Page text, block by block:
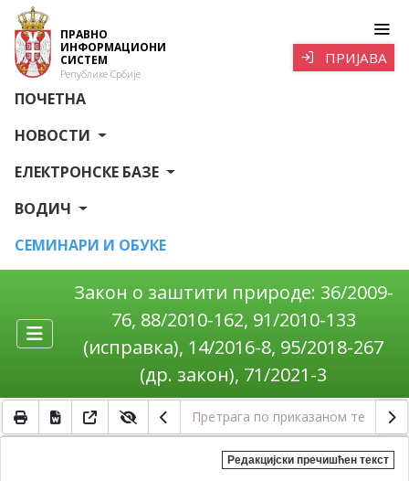
ПРАВНО
ИНФОРМАЦИОНИ
СИСТЕМ
Републике Србије
ПРИЈАВА
ПОЧЕТНА
НОВОСТИ
ЕЛЕКТРОНСКЕ БАЗЕ
ВОДИЧ
СЕМИНАРИ И ОБУКЕ
Закон о заштити природе: 36/2009-
76, 88/2010-162, 91/2010-133
(исправка), 14/2016-8, 95/2018-267
(др. закон), 71/2021-3
Редакцијски пречишћен текст